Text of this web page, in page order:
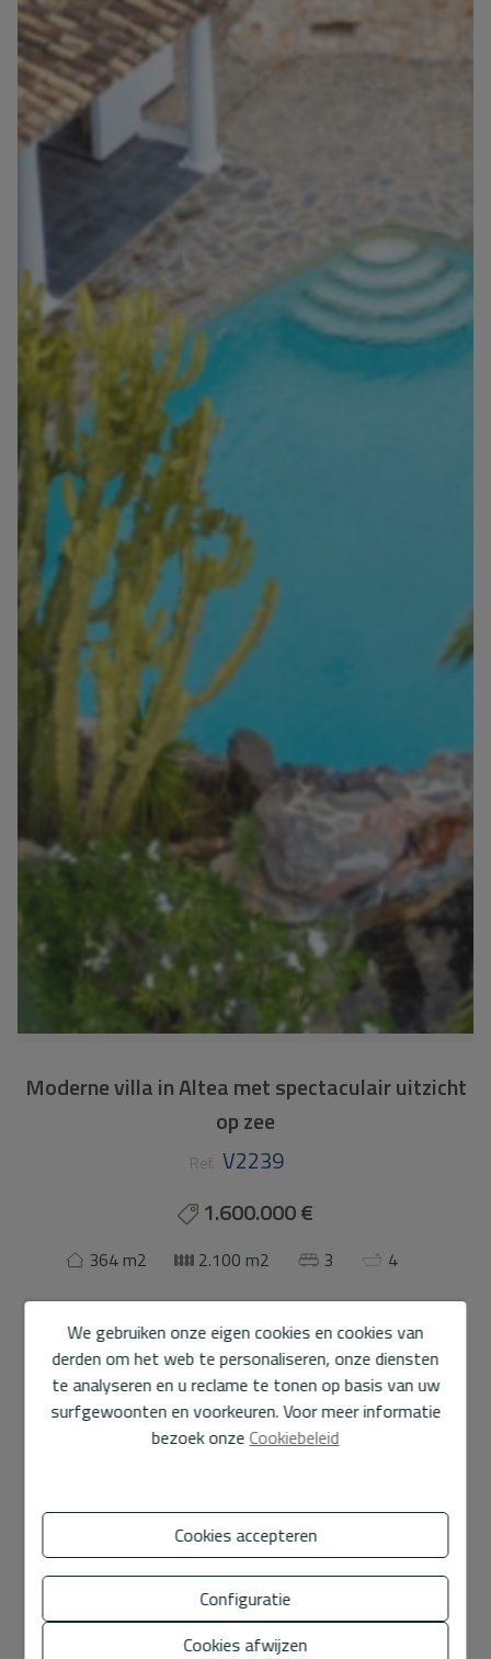
Moderne villa in Altea met spectaculair uitzicht
op zee
Ref. V2239
1.600.000 €
364 m2 2.100 m2 3 4
Gelegen in een van de meest exclusieve gebieden van
Altea, bevindt deze moderne villa zich op een perceel van
2.100 m² met een perfect onderhouden tuin, die privacy,
comfort en een unieke mediterraanse levensstijl biedt.
met waterval, evenals een zonneterras (met
onafhankelijke toegang van buitenaf), een
barbecuegebied, een buitendouche, een opslagruimte,
ruime parkeergelegenheid en een carport.
Het hoofdgebouw, met een privé-ingang, is verdeeld
Details
We gebruiken onze eigen cookies en cookies van
derden om het web te personaliseren, onze diensten
te analyseren en u reclame te tonen op basis van uw
surfgewoonten en voorkeuren. Voor meer informatie
bezoek onze Cookiebeleid
Cookies accepteren
Configuratie
Cookies afwijzen